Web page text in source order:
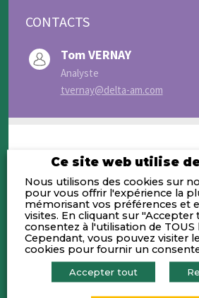
CONTACTS
Tom VERNAY
Analyste
tvernay@delta-am.com
Activités
Delta AM est une société de
entrepreneuriale fondée en
rejoint le groupe Burrus en
Delta AM a financé des PME
depuis que la
Ce site web utilise
Nous utilisons des cookies sur
pour vous offrir l'expérience la
mémorisant vos préférences et
visites. En cliquant sur "Accepter
consentez à l'utilisation de TOUS
Cependant, vous pouvez visiter
cookies pour fournir un
Accepter tout